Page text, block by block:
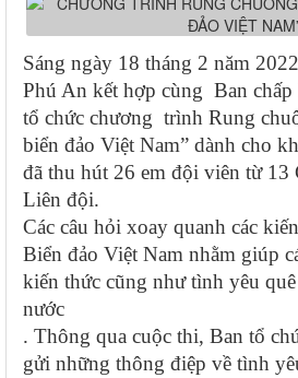
Sáng ngày 18 tháng 2 năm
Phú An kết hợp cùng Ban
tổ chức chương trình Rung
biển đảo Việt Nam” dành cho
đã thu hút 26 em đội viên từ
Liên đội.
Các câu hỏi xoay quanh các
Biển đảo Việt Nam nhằm giúp
kiến thức cũng như tình yêu
nước
. Thông qua cuộc thi, Ban tổ
gửi những thông điệp về tình